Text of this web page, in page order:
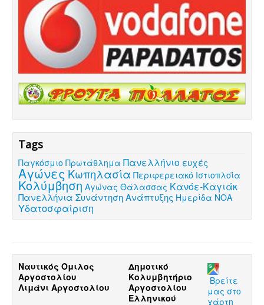
Tags
Παγκόσμιο Πρωτάθλημα Πανελλήνιο ευχές
Αγώνες Κωπηλασία Περιφερειακό Ιστιοπλοΐα
Κολύμβηση Αγώνας Θάλασσας Κανόε-Καγιάκ
Πανελλήνια Συνάντηση Ανάπτυξης Ημερίδα ΝΟΑ
Υδατοσφαίριση
Ναυτικός Όμιλος
Αργοστολίου
Λιμάνι Αργοστολίου
Δημοτικό
Κολυμβητήριο
Αργοστολίου
Ελληνικού
Βρείτε
μας στο
χάρτη